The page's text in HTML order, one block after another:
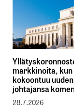
markkinoita, kun
kokoontuu uuden
johtajansa
28.7.2026